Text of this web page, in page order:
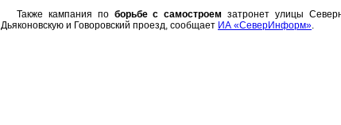
Также кампания по борьбе с самостроем затронет улицы
Дьяконовскую и Говоровский проезд, сообщает ИА «СеверИнформ».